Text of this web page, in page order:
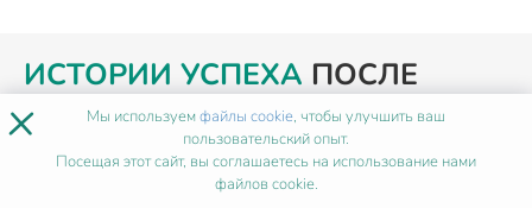
ИСТОРИИ УСПЕХА ПОСЛЕ
НАШЕГО ОБУЧЕНИЯ
× Мы используемфайлы cookie, чтобы улучшить ваш
пользовательский опыт.
Посещая этот сайт, вы соглашаетесь на использование нами
файлов cookie.